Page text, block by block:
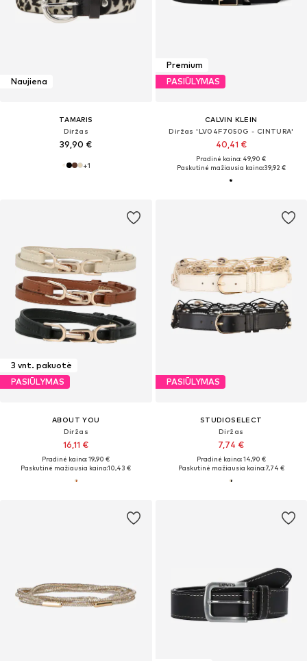
Naujiena
TAMARIS
Diržas
39,90 €
+1
Premium
PASIŪLYMAS
CALVIN KLEIN
Diržas 'LV04F7050G - CINTURA'
40,41 €
Pradinė kaina: 49,90 €
Paskutinė mažiausia kaina:39,92 €
3 vnt. pakuotė
PASIŪLYMAS
ABOUT YOU
Diržas
16,11 €
Pradinė kaina: 19,90 €
Paskutinė mažiausia kaina:10,43 €
PASIŪLYMAS
STUDIOSELECT
Diržas
7,74 €
Pradinė kaina: 14,90 €
Paskutinė mažiausia kaina:7,74 €